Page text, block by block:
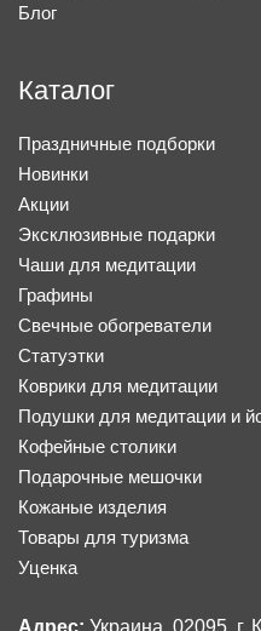
Блог
Каталог
Праздничные подборки
Новинки
Акции
Эксклюзивные подарки
Чаши для медитации
Графины
Свечные обогреватели
Статуэтки
Коврики для медитации
Подушки для медитации и
Кофейные столики
Подарочные мешочки
Кожаные изделия
Товары для туризма
Уценка